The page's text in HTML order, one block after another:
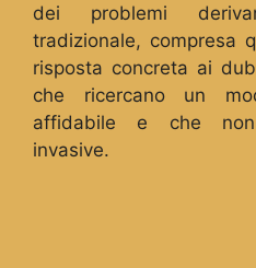
dei problemi
tradizionale, compresa
risposta concreta ai
che ricercano un
affidabile e che non
invasive.